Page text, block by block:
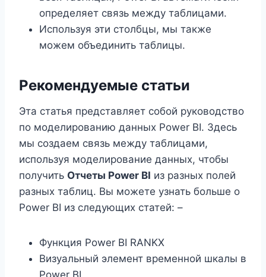
определяет связь между таблицами.
Используя эти столбцы, мы также
можем объединить таблицы.
Рекомендуемые статьи
Эта статья представляет собой руководство
по моделированию данных Power BI. Здесь
мы создаем связь между таблицами,
используя моделирование данных, чтобы
получить Отчеты Power BI из разных полей
разных таблиц. Вы можете узнать больше о
Power BI из следующих статей: –
Функция Power BI RANKX
Визуальный элемент временной шкалы в
Power BI